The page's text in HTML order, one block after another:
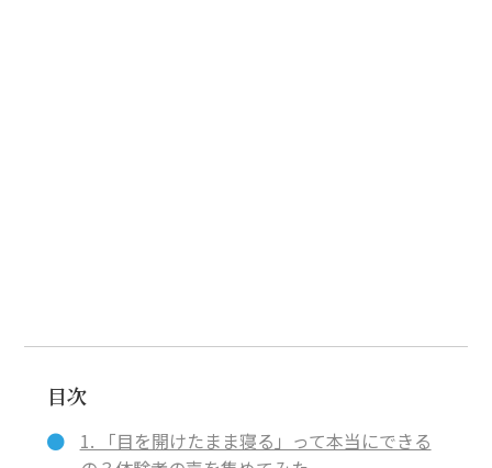
目次
1. 「目を開けたまま寝る」って本当にできる